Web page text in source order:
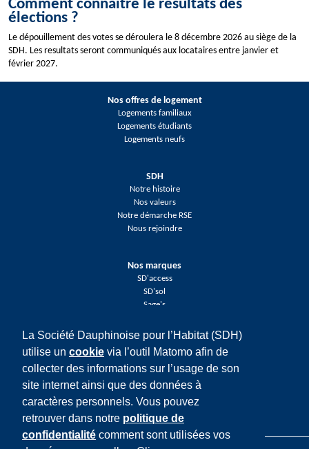
La Société Dauphinoise pour l’Habitat (SDH)
utilise un cookie via l’outil Matomo afin de
collecter des informations sur l’usage de son
site internet ainsi que des données à
caractères personnels. Vous pouvez
retrouver dans notre politique de
confidentialité comment sont utilisées vos
Comment connaître le résultats des
élections ?
Le dépouillement des votes se déroulera le 8 décembre 2026 au siège de la
SDH. Les resultats seront communiqués aux locataires entre janvier et
février 2027.
Nos offres de logement
Logements familiaux
Logements étudiants
Logements neufs
SDH
Notre histoire
Nos valeurs
Notre démarche RSE
Nous rejoindre
Nos marques
SD'access
SD'sol
Sage's
Réseaux sociaux
Facebook
Twitter
LinkedIn
Instagram